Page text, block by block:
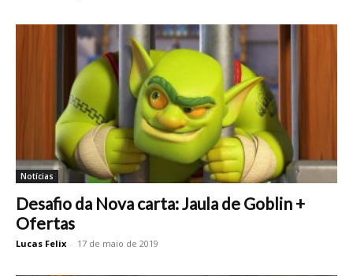
Notícias
Desafio da Nova carta: Jaula de Goblin +
Ofertas
Lucas Felix - 17 de maio de 2019